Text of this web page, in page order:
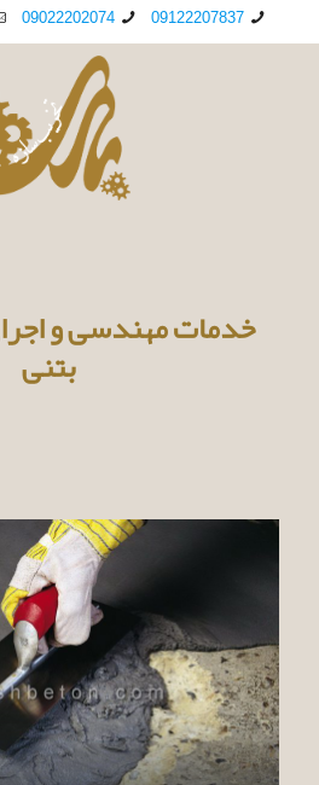
09122207837
09022202074
خدمات مهندسی و
بتنی